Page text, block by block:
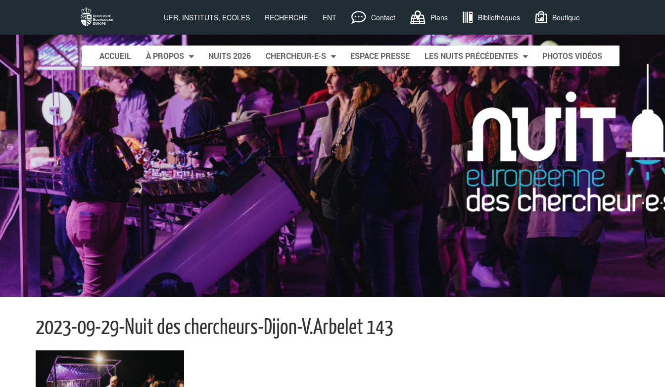
UFR, INSTITUTS, ECOLES RECHERCHE ENT Contact Plans Bibliothèques Boutique
Nuit
européenne
des
chercheurs
à Dijon
Main menu
Skip to content
ACCUEIL À PROPOS NUITS 2026 CHERCHEUR·E·S ESPACE PRESSE LES NUITS PRÉCÉDENTES PHOTOS VIDÉOS
2023-09-29-Nuit des chercheurs-Dijon-V.Arbelet 143